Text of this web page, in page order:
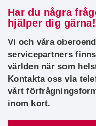
Har du några
hjälper dig gärna!
Vi och våra
servicepartners
världen när som
Kontakta oss via
vårt
inom kort.